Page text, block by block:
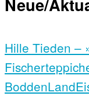
Hille Tieden –